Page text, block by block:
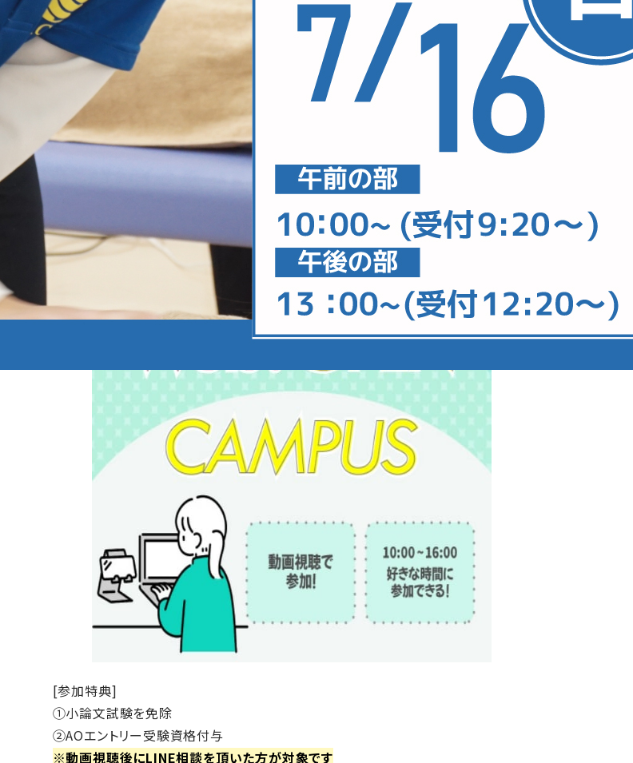
卒業生からのメッセージ
スポーツトレーナーの活動紹介
講義紹介
プロトレーナー木場克己先生の特別動画
部活紹介
LINE個別相談
→LINEで個別相談で質問や相談を受け付けます！
[参加特典]
①小論文試験を免除
②AOエントリー受験資格付与
※動画視聴後にLINE相談を頂いた方が対象です